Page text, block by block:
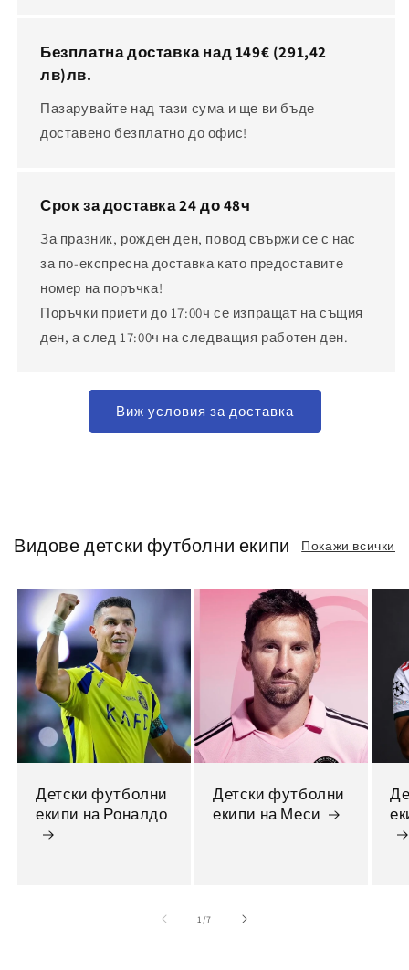
Безплатна доставка над 149€ (291,42
лв)лв.
Пазарувайте над тази сума и ще ви бъде
доставено безплатно до офис!
Срок за доставка 24 до 48ч
За празник, рожден ден, повод свържи се с нас
за по-експресна доставка като предоставите
номер на поръчка!
Поръчки приети до 17:00ч се изпращат на същия
ден, а след 17:00ч на следващия работен ден.
Виж условия за доставка
Видове детски футболни екипи Покажи всички
Детски футболни
екипи на Роналдо
Детски футболни
екипи на Меси
1/от
7